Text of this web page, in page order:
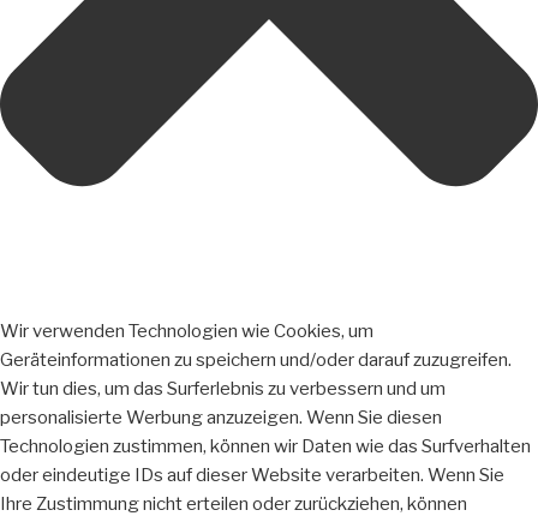
Wir verwenden Technologien wie Cookies, um
Geräteinformationen zu speichern und/oder darauf zuzugreifen.
Wir tun dies, um das Surferlebnis zu verbessern und um
personalisierte Werbung anzuzeigen. Wenn Sie diesen
Technologien zustimmen, können wir Daten wie das Surfverhalten
oder eindeutige IDs auf dieser Website verarbeiten. Wenn Sie
Ihre Zustimmung nicht erteilen oder zurückziehen, können